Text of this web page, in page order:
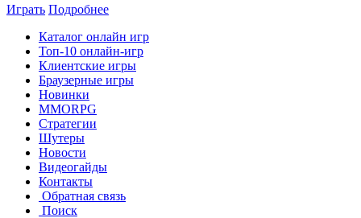
Играть Подробнее
Каталог онлайн игр
Топ-10 онлайн-игр
Клиентские игры
Браузерные игры
Новинки
MMORPG
Стратегии
Шутеры
Новости
Видеогайды
Контакты
Обратная связь
Поиск